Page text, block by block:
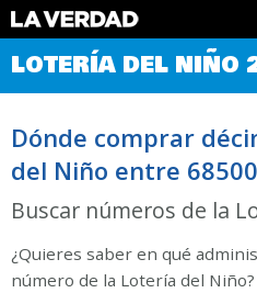
Comprobar Loteria del Niño
Premios
Noticias
Datos
Historia
LOTERÍA DEL NIÑO
Dónde comprar
del Niño entre
Buscar números de la
¿Quieres saber en qué
número de la Lotería del Niño?